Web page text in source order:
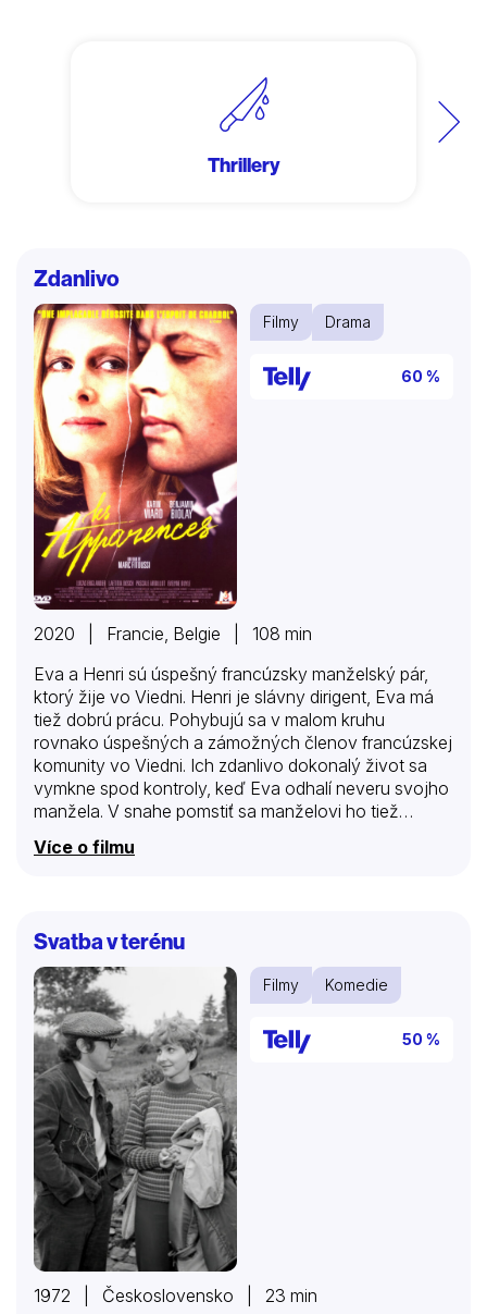
Další
Thrillery
Zdanlivo
Filmy Drama
60 %
2020 | Francie, Belgie | 108 min
Eva a Henri sú úspešný francúzsky manželský pár,
ktorý žije vo Viedni. Henri je slávny dirigent, Eva má
tiež dobrú prácu. Pohybujú sa v malom kruhu
rovnako úspešných a zámožných členov francúzskej
komunity vo Viedni. Ich zdanlivo dokonalý život sa
vymkne spod kontroly, keď Eva odhalí neveru svojho
manžela. V snahe pomstiť sa manželovi ho tiež
Více o filmu
Svatba v terénu
Filmy Komedie
50 %
1972 | Československo | 23 min